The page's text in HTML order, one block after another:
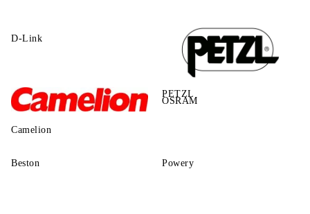
D-Link
PETZL
Camelion
OSRAM
Beston Powery